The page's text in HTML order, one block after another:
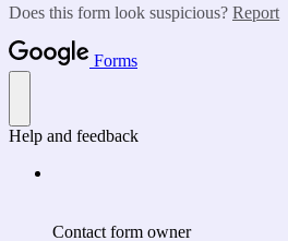
Does this form look suspicious? Report
Forms
Help and feedback
Contact form owner